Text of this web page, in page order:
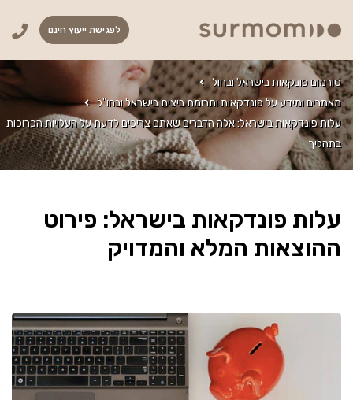
לפגישת ייעוץ חינם
סורמום פונקאות בישראל ובחול
מאמרים ומידע על פונדקאות ותרומת ביצית בישראל ובחו"ל
עלות פונדקאות בישראל: אלה הדברים שאתם צריכים לדעת על העלויות הכרוכות
בתהליך
עלות פונדקאות בישראל: פירוט
ההוצאות המלא והמדויק